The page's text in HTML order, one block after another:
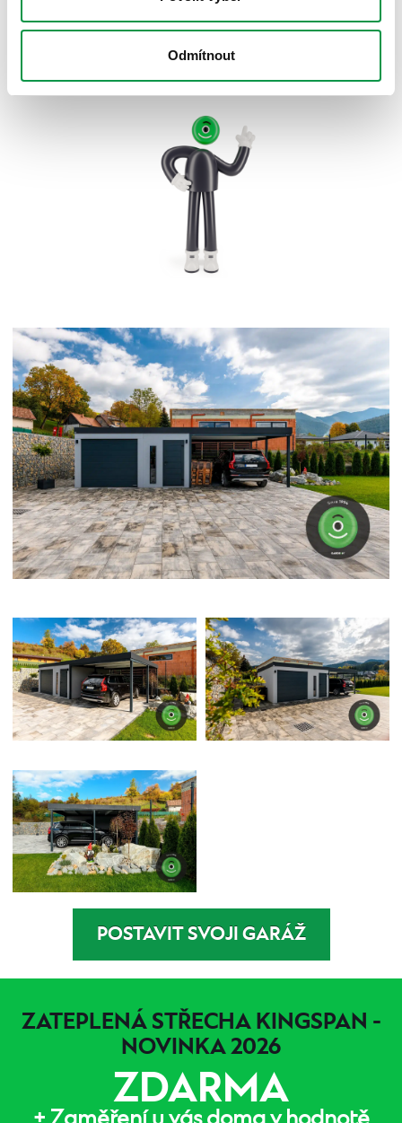
Odmítnout
minimální hloubka stavby pro osazení garážové
POSTAVIT SVOJI GARÁŽ
ZATEPLENÁ STŘECHA KINGSPAN -
NOVINKA 2026
ZDARMA